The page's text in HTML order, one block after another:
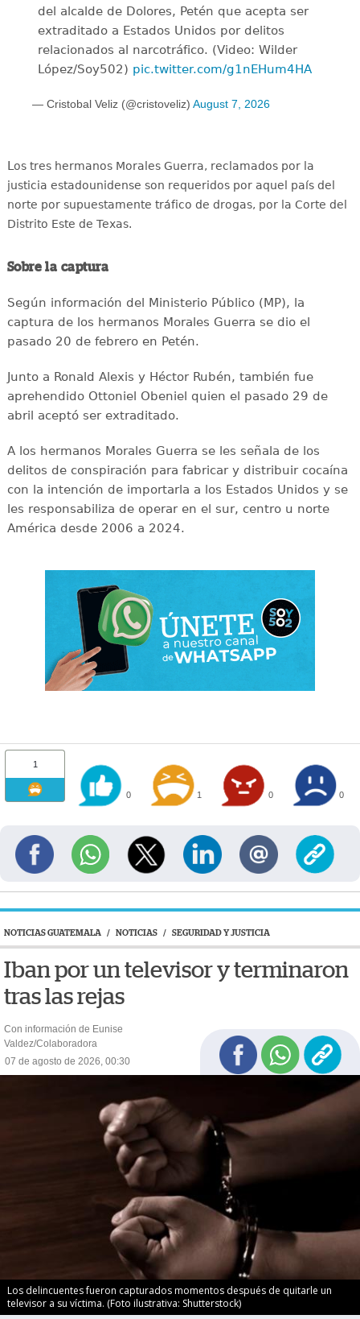
del alcalde de Dolores, Petén que acepta ser
extraditado a Estados Unidos por delitos
relacionados al narcotráfico. (Video: Wilder
López/Soy502) pic.twitter.com/g1nEHum4HA
— Cristobal Veliz (@cristoveliz) August 7, 2026
Los tres hermanos Morales Guerra, reclamados por la
justicia estadounidense son requeridos por aquel país del
norte por supuestamente tráfico de drogas, por la Corte del
Distrito Este de Texas.
Sobre la captura
Según información del Ministerio Público (MP), la
captura de los hermanos Morales Guerra se dio el
pasado 20 de febrero en Petén.
Junto a Ronald Alexis y Héctor Rubén, también fue
aprehendido Ottoniel Obeniel quien el pasado 29 de
abril aceptó ser extraditado.
A los hermanos Morales Guerra se les señala de los
delitos de conspiración para fabricar y distribuir cocaína
con la intención de importarla a los Estados Unidos y se
les responsabiliza de operar en el sur, centro u norte
América desde 2006 a 2024.
1
0 1 0 0
NOTICIAS GUATEMALA / NOTICIAS / SEGURIDAD Y JUSTICIA
Iban por un televisor y terminaron
tras las rejas
Con información de Eunise
Valdez/Colaboradora
07 de agosto de 2026, 00:30
Los delincuentes fueron capturados momentos después de quitarle un
televisor a su víctima. (Foto ilustrativa: Shutterstock)